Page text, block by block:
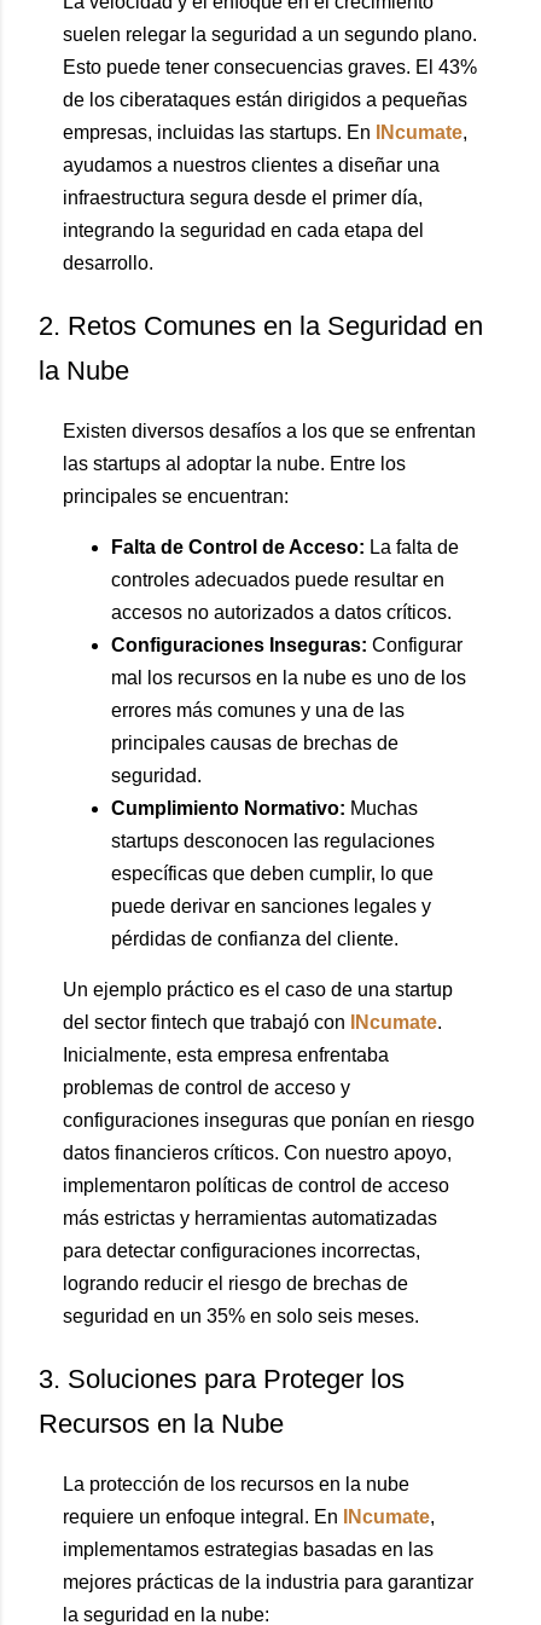
suelen relegar la seguridad a un segundo plano.
Esto puede tener consecuencias graves. El 43%
de los ciberataques están dirigidos a pequeñas
empresas, incluidas las startups. En
INcumate,
ayudamos a nuestros clientes a diseñar una
infraestructura segura desde el primer día,
integrando la seguridad en cada etapa del
desarrollo.
2. Retos Comunes en la Seguridad en
la Nube
Existen diversos desafíos a los que se enfrentan
las startups al adoptar la nube. Entre los
principales se encuentran:
Falta de Control de Acceso: La falta de
controles adecuados puede resultar en
accesos no autorizados a datos críticos.
Configuraciones Inseguras: Configurar
mal los recursos en la nube es uno de los
errores más comunes y una de las
principales causas de brechas de
seguridad.
Cumplimiento Normativo: Muchas
startups desconocen las regulaciones
específicas que deben cumplir, lo que
puede derivar en sanciones legales y
pérdidas de confianza del cliente.
Un ejemplo práctico es el caso de una startup
del sector fintech que trabajó con
INcumate.
Inicialmente, esta empresa enfrentaba
problemas de control de acceso y
configuraciones inseguras que ponían en riesgo
datos financieros críticos. Con nuestro apoyo,
implementaron políticas de control de acceso
más estrictas y herramientas automatizadas
para detectar configuraciones incorrectas,
logrando reducir el riesgo de brechas de
seguridad en un 35% en solo seis meses.
3. Soluciones para Proteger los
Recursos en la Nube
La protección de los recursos en la nube
requiere un enfoque integral. En
INcumate,
implementamos estrategias basadas en las
mejores prácticas de la industria para garantizar
la seguridad en la nube: